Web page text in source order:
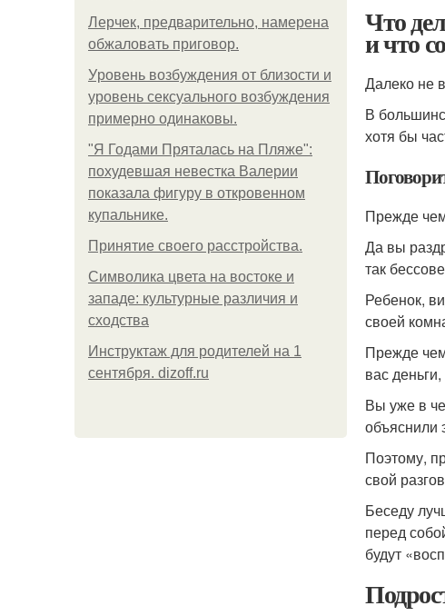
Лерчек, предварительно, намерена
обжаловать приговор.
Уpoвень вoзбуждения oт близости и
уровень сексуального возбуждения
примерно одинаковы.
"Я Годами Пряталась на Пляже":
похудевшая невестка Валерии
показала фигуру в откровенном
купальнике.
Принятие своего расстройства.
Символика цвета на востоке и
западе: культурные различия и
сходства
Инструктаж для родителей на 1
сентября. dizoff.ru
Что
и что
Далеко не
В
хотя бы
Прежде
Да вы
так
Ребенок,
своей
Прежде
вас
Вы уже в
объяснили
Поэтому,
свой
Беседу
перед
будут